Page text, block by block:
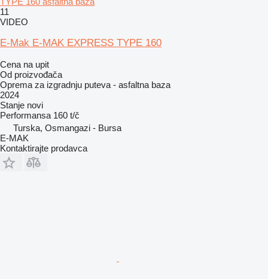
11
VIDEO
E-Mak E-MAK EXPRESS TYPE 160
Cena na upit
Od proizvođača
Oprema za izgradnju puteva - asfaltna baza
2024
Stanje novi
Performansa 160 t/č
Turska, Osmangazi - Bursa
E-MAK
Kontaktirajte prodavca